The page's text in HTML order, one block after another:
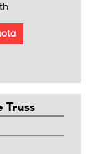
Truss